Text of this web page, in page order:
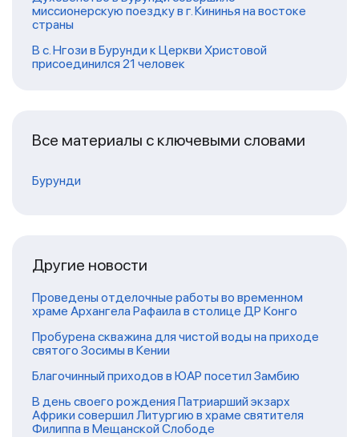
миссионерскую поездку в г. Кининья на востоке
страны
В с. Нгози в Бурунди к Церкви Христовой
присоединился 21 человек
Все материалы с ключевыми словами
Бурунди
Другие новости
Проведены отделочные работы во временном
храме Архангела Рафаила в столице ДР Конго
Пробурена скважина для чистой воды на приходе
святого Зосимы в Кении
Благочинный приходов в ЮАР посетил Замбию
В день своего рождения Патриарший экзарх
Африки совершил Литургию в храме святителя
Филиппа в Мещанской Слободе